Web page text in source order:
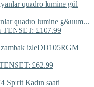
quadro lumine g&uum...
TENSET: £107.99
DD105RGM
£62.99
Spirit Kadın saati